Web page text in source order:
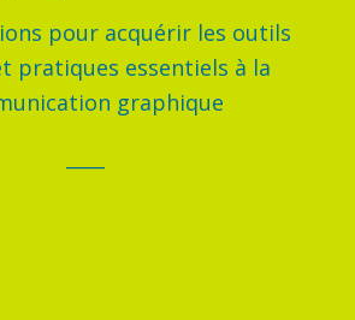
pour acquérir les outils
pratiques essentiels à la
graphique